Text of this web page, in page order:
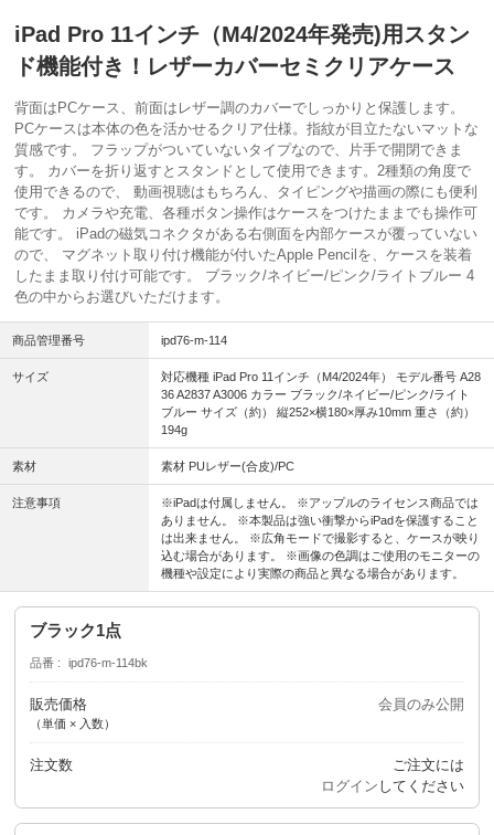
iPad Pro 11インチ（M4/2024年発売)用スタン
ド機能付き！レザーカバーセミクリアケース
背面はPCケース、前面はレザー調のカバーでしっかりと保護します。
PCケースは本体の色を活かせるクリア仕様。指紋が目立たないマットな
質感です。 フラップがついていないタイプなので、片手で開閉できま
す。 カバーを折り返すとスタンドとして使用できます。2種類の角度で
使用できるので、 動画視聴はもちろん、タイピングや描画の際にも便利
です。 カメラや充電、各種ボタン操作はケースをつけたままでも操作可
能です。 iPadの磁気コネクタがある右側面を内部ケースが覆っていない
ので、 マグネット取り付け機能が付いたApple Pencilを、ケースを装着
したまま取り付け可能です。 ブラック/ネイビー/ピンク/ライトブルー 4
色の中からお選びいただけます。
商品管理番号 ipd76-m-114
サイズ
対応機種 iPad Pro 11インチ（M4/2024年） モデル番号 A28
36 A2837 A3006 カラー ブラック/ネイビー/ピンク/ライト
ブルー サイズ（約） 縦252×横180×厚み10mm 重さ（約）
194g
素材 素材 PUレザー(合皮)/PC
注意事項
※iPadは付属しません。 ※アップルのライセンス商品では
ありません。 ※本製品は強い衝撃からiPadを保護すること
は出来ません。 ※広角モードで撮影すると、ケースが映り
込む場合があります。 ※画像の色調はご使用のモニターの
機種や設定により実際の商品と異なる場合があります。
ブラック1点
品番 ipd76-m-114bk
販売価格
（単価 × 入数）
会員のみ公開
注文数
ご注文には
ログイン してください